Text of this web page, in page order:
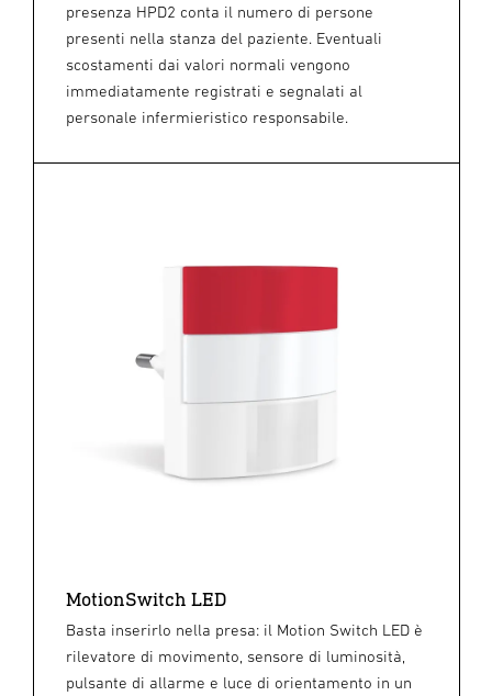
presenza HPD2 conta il numero di persone
presenti nella stanza del paziente. Eventuali
scostamenti dai valori normali vengono
immediatamente registrati e segnalati al
personale infermieristico responsabile.
MotionSwitch LED
Basta inserirlo nella presa: il Motion Switch LED è
rilevatore di movimento, sensore di luminosità,
pulsante di allarme e luce di orientamento in un